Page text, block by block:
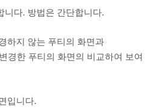
니다. 방법은 간단합니다.
하지 않는 푸티의 화면과
경한 푸티의 화면의 비교하여 보여
입니다.